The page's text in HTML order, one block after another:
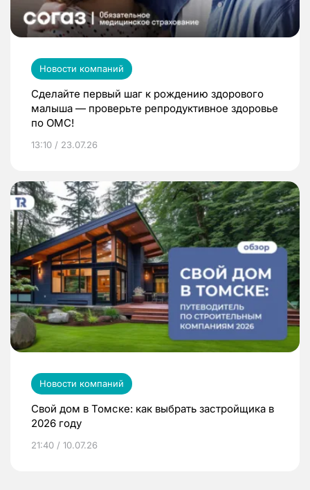
Новости компаний
Сделайте первый шаг к рождению здорового
малыша — проверьте репродуктивное здоровье
по ОМС!
13:10 / 23.07.26
Новости компаний
Свой дом в Томске: как выбрать застройщика в
2026 году
21:40 / 10.07.26